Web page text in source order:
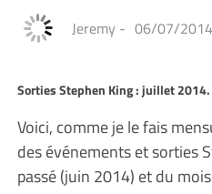
Jeremy - 06/07/2014
Sorties Stephen King : juillet 2014.
Voici, comme je le fais
des événements et sorties
passé (juin 2014) et du